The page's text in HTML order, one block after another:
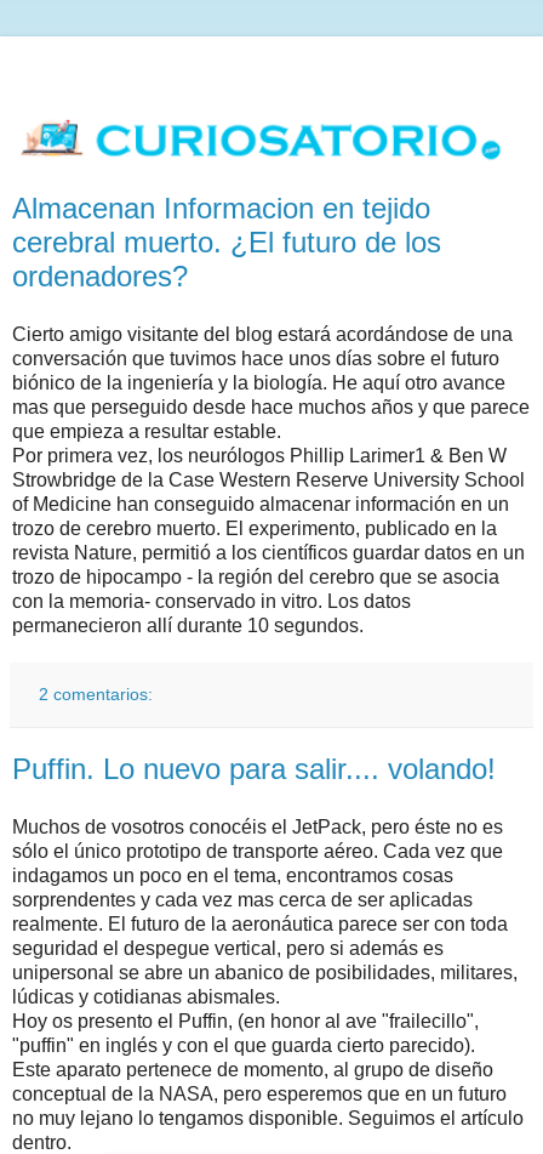
Almacenan Informacion en tejido
cerebral muerto. ¿El futuro de los
ordenadores?
Cierto amigo visitante del blog estará acordándose de una
conversación que tuvimos hace unos días sobre el futuro
biónico de la ingeniería y la biología. He aquí otro avance
mas que perseguido desde hace muchos años y que parece
que empieza a resultar estable.
Por primera vez, los neurólogos Phillip Larimer1 & Ben W
Strowbridge de la Case Western Reserve University School
of Medicine han conseguido almacenar información en un
trozo de cerebro muerto. El experimento, publicado en la
revista Nature, permitió a los científicos guardar datos en un
trozo de hipocampo - la región del cerebro que se asocia
con la memoria- conservado in vitro. Los datos
permanecieron allí durante 10 segundos.
2 comentarios:
Puffin. Lo nuevo para salir.... volando!
Muchos de vosotros conocéis el JetPack, pero éste no es
sólo el único prototipo de transporte aéreo. Cada vez que
indagamos un poco en el tema, encontramos cosas
sorprendentes y cada vez mas cerca de ser aplicadas
realmente. El futuro de la aeronáutica parece ser con toda
seguridad el despegue vertical, pero si además es
unipersonal se abre un abanico de posibilidades, militares,
lúdicas y cotidianas abismales.
Hoy os presento el Puffin, (en honor al ave "frailecillo",
"puffin" en inglés y con el que guarda cierto parecido).
Este aparato pertenece de momento, al grupo de diseño
conceptual de la NASA, pero esperemos que en un futuro
no muy lejano lo tengamos disponible. Seguimos el artículo
dentro.